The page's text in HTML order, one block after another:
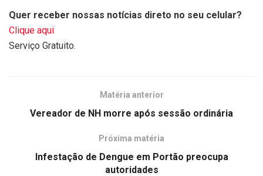
Quer receber nossas notícias direto no seu celular?
Clique aqui
Serviço Gratuito.
Matéria anterior
Vereador de NH morre após sessão ordinária
Próxima matéria
Infestação de Dengue em Portão preocupa
autoridades